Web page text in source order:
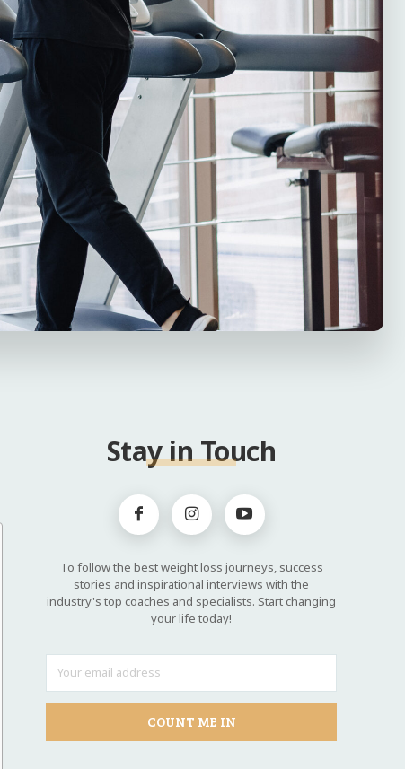
Stay in Touch
To follow the best weight loss journeys, success
stories and inspirational interviews with the
industry's top coaches and specialists. Start changing
your life today!
COUNT ME IN